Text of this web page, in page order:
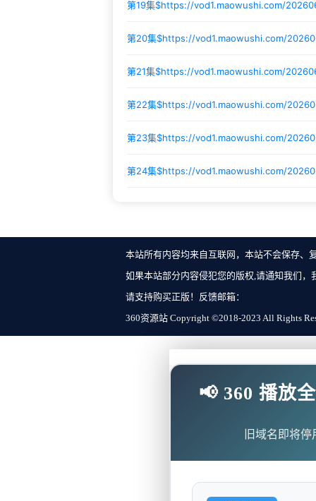
第19集$https://vod1.maowushi.com/
第20集$https://vod1.maowushi.com/
第21集$https://vod1.maowushi.com/
第22集$https://vod1.maowushi.com/
第23集$https://vod1.maowushi.com/
第24集$https://vod1.maowushi.com/
本站所有内容均来自互联网，本站不会保存、
如果本站部分内容侵犯您的版权,请通知我们
请支持购买正版！反馈邮箱：
360资源站 Copyright ©2018-2023 All Rights
📢 360 播放
旧域名即将